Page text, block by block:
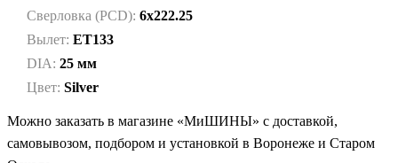
Сверловка (PCD): 6x222.25
Вылет: ET133
DIA: 25 мм
Цвет: Silver
Можно заказать в магазине «МиШИНЫ» с доставкой,
самовывозом, подбором и установкой в Воронеже и Старом